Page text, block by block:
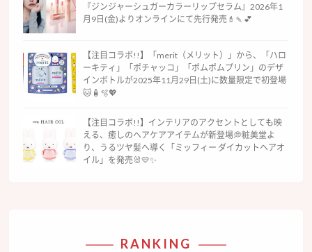
『ジンジャーシュガーカラーリップセラム』2026年1
月9日(金)よりオンラインにて先行発売💄🍡💕
【注目コラボ!!】「merit（メリット）」から、「ハロ
ーキティ」「ポチャッコ」「ポムポムプリン」のデザ
インボトルが2025年11月29日(土)に数量限定で初登場
🐱🧴🫧💖
【注目コラボ!!】インテリアのアクセントとしても映
える、癒しのヘアケアアイテムが新登場💭粧美堂よ
り、うるツヤ髪へ導く「ミッフィー ダイカットヘアオ
イル」を発売🐰💛✨
RANKING